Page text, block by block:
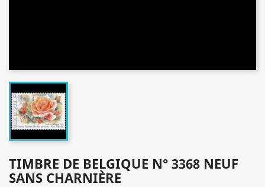
TIMBRE DE BELGIQUE N° 3368 NEUF
SANS CHARNIÈRE